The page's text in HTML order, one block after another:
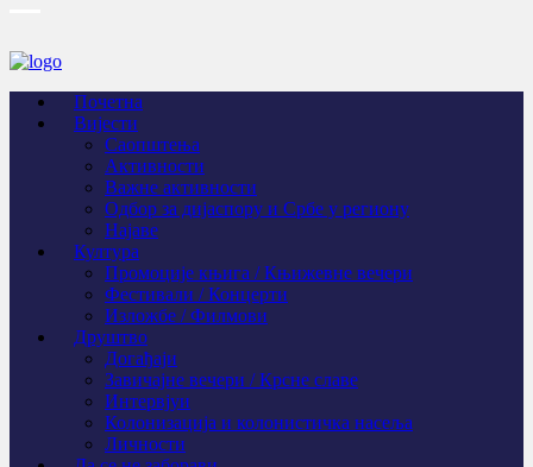
Почетна
Вијести
Саопштења
Активности
Важне активности
Одбор за дијаспору и Србе у региону
Најаве
Култура
Промоције књига / Књижевне вечери
Фестивали / Концерти
Изложбе / Филмови
Друштво
Догађаји
Завичајне вечери / Крсне славе
Интервјуи
Колонизација и колонистичка насеља
Личности